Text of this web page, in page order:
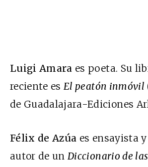
Luigi Amara es poeta. Su
reciente esEl peatón inmóvil
de Guadalajara-Ediciones
Félix de Azúa es ensayista
autor de unDiccionario de